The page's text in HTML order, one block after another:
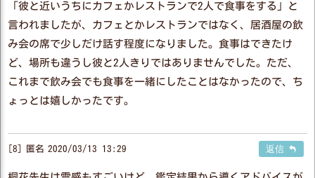
「彼と近いうちにカフェかレストランで2人で食事をする」と
言われましたが、カフェとかレストランではなく、居酒屋の飲
み会の席で少しだけ話す程度になりました。食事はできたけ
ど、場所も違うし彼と2人きりではありませんでした。ただ、
これまで飲み会でも食事を一緒にしたことはなかったので、ち
ょっとは嬉しかったです。
8 匿名 2020/03/13 13:29 返信